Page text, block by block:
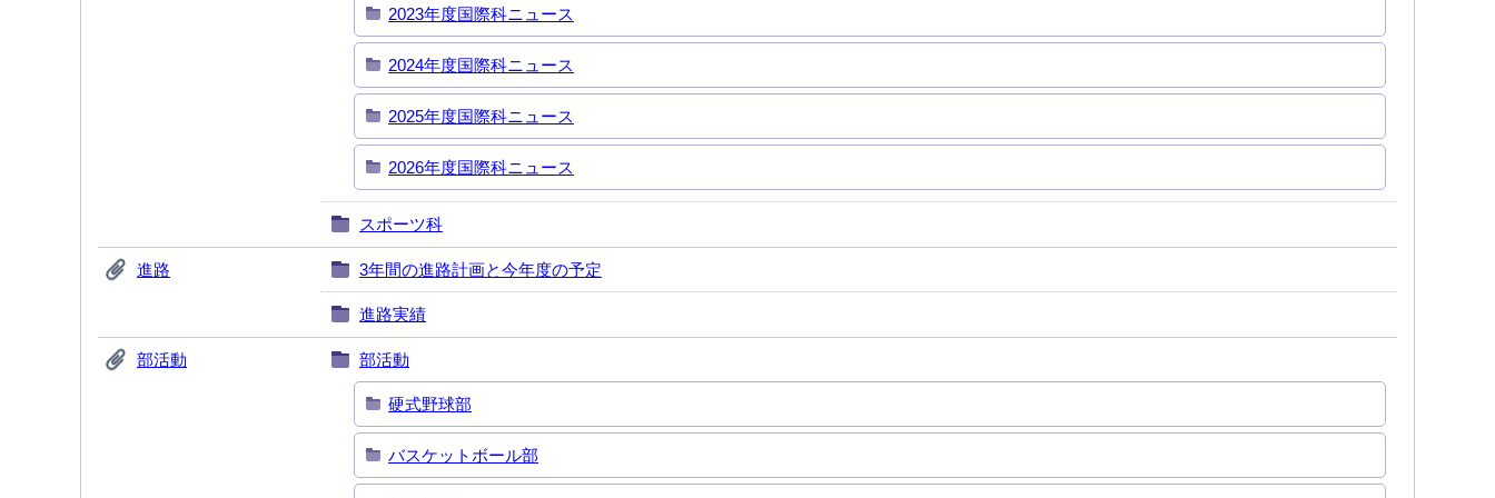
2023年度国際科ニュース
2024年度国際科ニュース
2025年度国際科ニュース
2026年度国際科ニュース
スポーツ科
進路 3年間の進路計画と今年度の予定
進路実績
部活動 部活動
硬式野球部
バスケットボール部